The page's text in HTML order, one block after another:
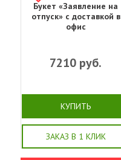
Букет «Заявление на
отпуск» с доставкой в
офис
7210 руб.
КУПИТЬ
ЗАКАЗ В 1 КЛИК